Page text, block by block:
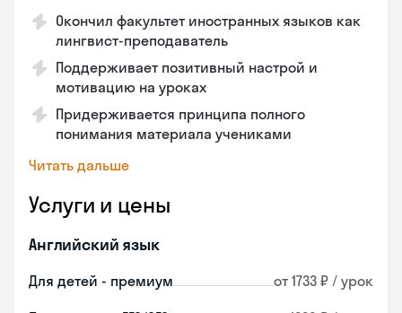
Окончил факультет иностранных языков как
лингвист-преподаватель
Поддерживает позитивный настрой и
мотивацию на уроках
Придерживается принципа полного
понимания материала учениками
Читать дальше
Услуги и цены
Английский язык
Для детей - премиум от 1733 ₽ / урок